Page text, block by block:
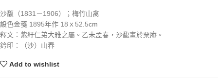
沙馥（1831－1906）；梅竹山禽
設色金箋 1895年作 18ｘ52.5cm
釋文：紫紆仁弟大雅之屬。乙未孟春，沙馥畫於粟庵。
鈐印：（沙）山春
Add to wishlist